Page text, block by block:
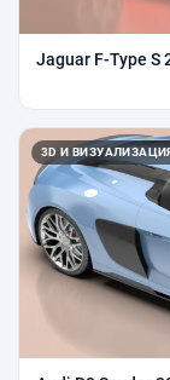
Jaguar F-Type S
3D И